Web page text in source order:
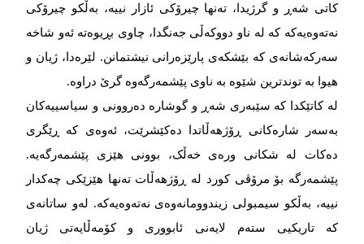
کاتی شەڕ و گرژیدا، تەنها چیرۆکی ئازار نییە، بەڵکو چیرۆکی
نەتەوەیەکە کە لە ناو دووکەڵی جەنگدا، چاوی بڕیوەتە ئەو شاخە
سەرکەشانەی کە بێشکەی پارێزەرانی نیشتمانن. لێرەدا، ژیان و
هیوا بە توندترین شێوە بە ناوی پێشمەرگەوە گرێ دراوە.
لە کاتێکدا کە سێبەری شەڕ و گوشارە دەروونی و سیاسییەکان
بەسەر شارەکانی ڕۆژهەڵاتدا دەکێشرێت، ئەوەی کە ڕێگری
دەکات لە شکانی ورەی خەڵک، بوونی هێزی پێشمەرگەیە.
پێشمەرگە بۆ مرۆڤی کورد لە ڕۆژهەڵات تەنها هێزێکی چەکدار
نییە، بەڵکو سیمبولی زیندوومانەوەی نەتەوەیەکە. لەو ساتانەی
کە تاریکیی ستەم لایەنی ئابووری و کۆمەڵایەتی ژیان